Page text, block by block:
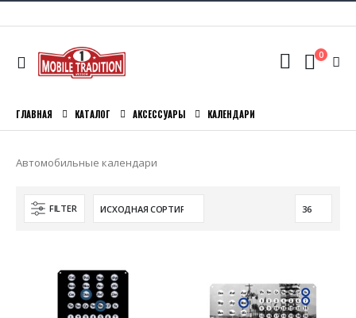
0
ГЛАВНАЯ КАТАЛОГ АКСЕССУАРЫ КАЛЕНДАРИ
Автомобильные календари
FILTER